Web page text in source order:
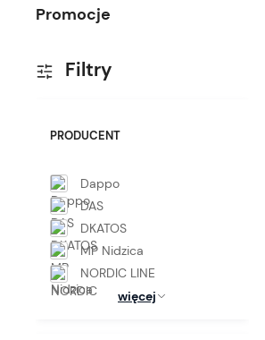
Promocje
Filtry
PRODUCENT
Dappo
DAS
DKATOS
MP Nidzica
NORDIC LINE
więcej